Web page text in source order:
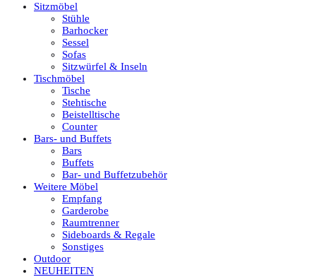
Sitzmöbel
Stühle
Barhocker
Sessel
Sofas
Sitzwürfel & Inseln
Tischmöbel
Tische
Stehtische
Beistelltische
Counter
Bars- und Buffets
Bars
Buffets
Bar- und Buffetzubehör
Weitere Möbel
Empfang
Garderobe
Raumtrenner
Sideboards & Regale
Sonstiges
Outdoor
NEUHEITEN